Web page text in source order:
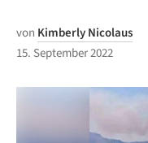
von Kimberly Nicolaus
15. September 2022